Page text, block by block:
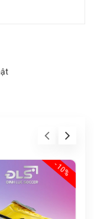
- 10%